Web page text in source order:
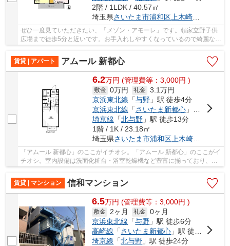
2階 / 1LDK / 40.57㎡
埼玉県さいたま市浦和区上木崎６丁目１
ぜひ一度見ていただきたい、「メゾン・アモーレ」です。領家立野子供
広場まで徒歩5分と近いです。お手入れしやすくなっているので綺麗な状
賃貸 | アパート
アムール 新都心
6.2万円 (管理費等：3,000円 )
敷金 0万円 礼金 3.1万円
京浜東北線 「与野」駅 徒歩4分
京浜東北線 「さいたま新都心」駅 徒歩12分
埼京線 「北与野」駅 徒歩13分
1階 / 1K / 23.18㎡
埼玉県さいたま市浦和区上木崎１丁目１
「アムール 新都心」のここがイチオシ。「アムール 新都心」のここがイ
チオシ。室内設備は洗面化粧台・浴室乾燥機など豊富に揃っており、過
賃貸 | マンション
信和マンション
6.5万円 (管理費等：3,000円 )
敷金 2ヶ月 礼金 0ヶ月
京浜東北線 「与野 」駅 徒歩6分
高崎線 「さいたま新都心 」駅 徒歩15分
埼京線 「北与野 」駅 徒歩24分